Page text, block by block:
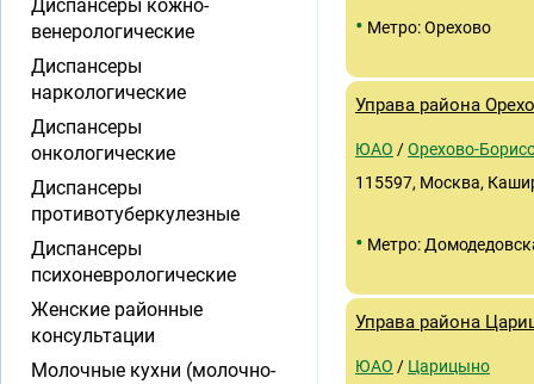
• Метро: Орехово
Управа района
ЮАО /Орехово-
115597, Москва,
• Метро:
Управа района
ЮАО / Царицыно
Диспансеры кожно-
венерологические
Диспансеры
наркологические
Диспансеры
онкологические
Диспансеры
противотуберкулезные
Диспансеры
психоневрологические
Женские районные
консультации
Молочные кухни (молочно-